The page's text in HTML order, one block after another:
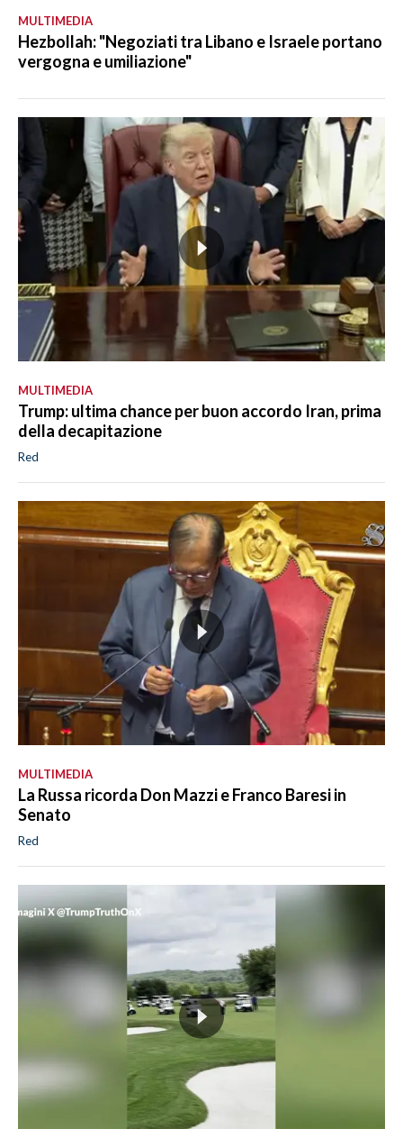
MULTIMEDIA
Hezbollah: "Negoziati tra Libano e Israele portano
vergogna e umiliazione"
MULTIMEDIA
Trump: ultima chance per buon accordo Iran, prima
della decapitazione
Red
MULTIMEDIA
La Russa ricorda Don Mazzi e Franco Baresi in
Senato
Red